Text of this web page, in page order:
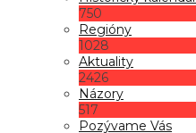
750
Regióny
1028
Aktuality
2426
Názory
517
Pozývame Vás